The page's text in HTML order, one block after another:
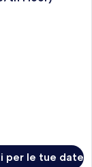
per le tue date